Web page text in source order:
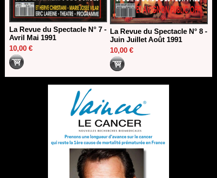
La Revue du Spectacle N° 7 -
Avril Mai 1991
10,00 €
La Revue du Spectacle N° 8 -
Juin Juillet Août 1991
10,00 €